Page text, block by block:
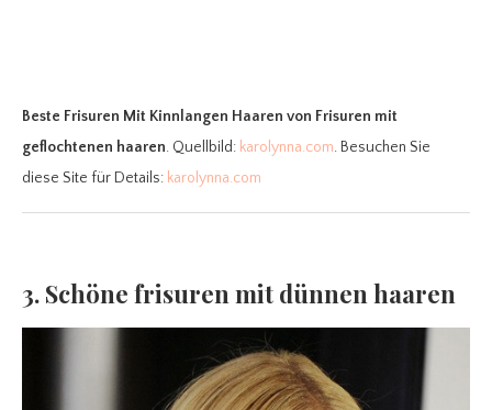
Beste Frisuren Mit Kinnlangen Haaren von Frisuren mit
geflochtenen haaren. Quellbild: karolynna.com. Besuchen Sie
diese Site für Details: karolynna.com
3. Schöne frisuren mit dünnen haaren